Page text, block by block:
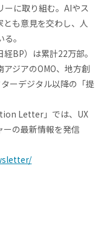
ーに取り組む。AIやス
も意見を交わし、人
。
BP）は累計22万部。
ジアのOMO、地方創
ーデジタル以降の「提
Letter」では、UX
ーの最新情報を発信